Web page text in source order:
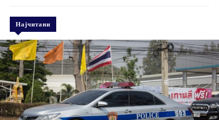
Најчитани